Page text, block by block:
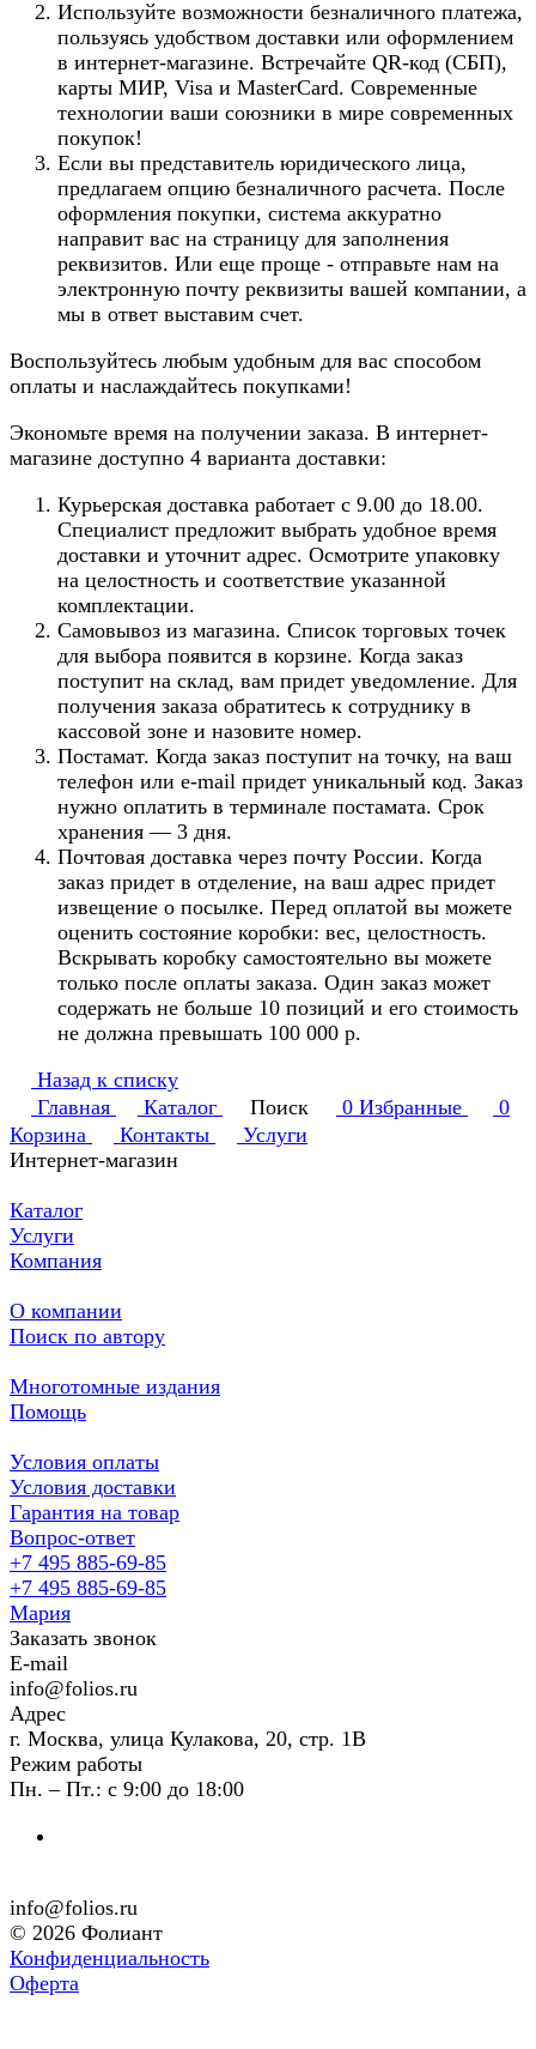
Используйте возможности безналичного платежа,
пользуясь удобством доставки или оформлением
в интернет-магазине. Встречайте QR-код (СБП),
карты МИР, Visa и MasterCard. Современные
технологии ваши союзники в мире современных
покупок!
Если вы представитель юридического лица,
предлагаем опцию безналичного расчета. После
оформления покупки, система аккуратно
направит вас на страницу для заполнения
реквизитов. Или еще проще - отправьте нам на
электронную почту реквизиты вашей компании, а
мы в ответ выставим счет.
Воспользуйтесь любым удобным для вас способом
оплаты и наслаждайтесь покупками!
Экономьте время на получении заказа. В интернет-
магазине доступно 4 варианта доставки:
Курьерская доставка работает с 9.00 до 18.00.
Специалист предложит выбрать удобное время
доставки и уточнит адрес. Осмотрите упаковку
на целостность и соответствие указанной
комплектации.
Самовывоз из магазина. Список торговых точек
для выбора появится в корзине. Когда заказ
поступит на склад, вам придет уведомление. Для
получения заказа обратитесь к сотруднику в
кассовой зоне и назовите номер.
Постамат. Когда заказ поступит на точку, на ваш
телефон или e-mail придет уникальный код. Заказ
нужно оплатить в терминале постамата. Срок
хранения — 3 дня.
Почтовая доставка через почту России. Когда
заказ придет в отделение, на ваш адрес придет
извещение о посылке. Перед оплатой вы можете
оценить состояние коробки: вес, целостность.
Вскрывать коробку самостоятельно вы можете
только после оплаты заказа. Один заказ может
содержать не больше 10 позиций и его стоимость
не должна превышать 100 000 р.
Назад к списку
Главная
Каталог Поиск 0 Избранные
0
Корзина
Контакты
Услуги
Интернет-магазин
Каталог
Услуги
Компания
О компании
Поиск по автору
Многотомные издания
Помощь
Условия оплаты
Условия доставки
Гарантия на товар
Вопрос-ответ
+7 495 885-69-85
+7 495 885-69-85
Мария
Заказать звонок
E-mail
info@folios.ru
Адрес
г. Москва, улица Кулакова, 20, стр. 1В
Режим работы
Пн. – Пт.: с 9:00 до 18:00
info@folios.ru
© 2026 Фолиант
Конфиденциальность
Оферта